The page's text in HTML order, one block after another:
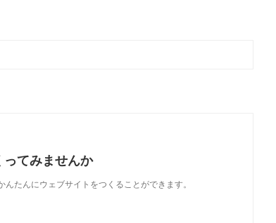
てみませんか
たんにウェブサイトをつくることができます。